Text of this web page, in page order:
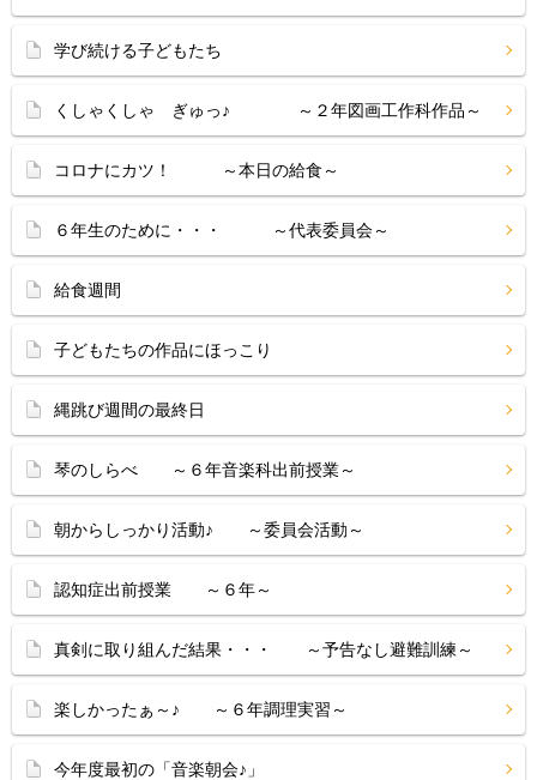
学び続ける子どもたち
くしゃくしゃ ぎゅっ♪ ～２年図画工作科作品～
コロナにカツ！ ～本日の給食～
６年生のために・・・ ～代表委員会～
給食週間
子どもたちの作品にほっこり
縄跳び週間の最終日
琴のしらべ ～６年音楽科出前授業～
朝からしっかり活動♪ ～委員会活動～
認知症出前授業 ～６年～
真剣に取り組んだ結果・・・ ～予告なし避難訓練～
楽しかったぁ～♪ ～６年調理実習～
今年度最初の「音楽朝会♪」